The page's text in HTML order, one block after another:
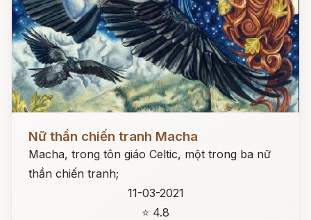
Nữ thần chiến tranh Macha
Macha, trong tôn giáo Celtic, một trong ba nữ
thần chiến tranh;
11-03-2021
⭐ 4.8